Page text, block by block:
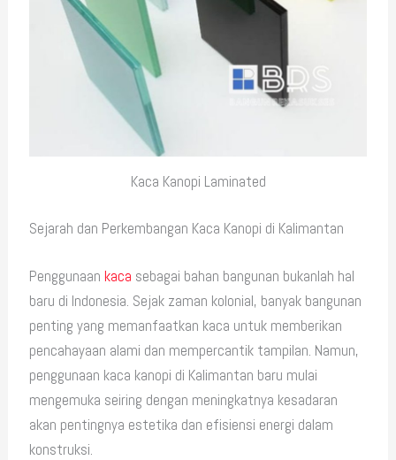
Kaca Kanopi Laminated
Sejarah dan Perkembangan Kaca Kanopi di Kalimantan
Penggunaankaca sebagai bahan bangunan bukanlah hal
baru di Indonesia. Sejak zaman kolonial, banyak bangunan
penting yang memanfaatkan kaca untuk memberikan
pencahayaan alami dan mempercantik tampilan. Namun,
penggunaan kaca kanopi di Kalimantan baru mulai
mengemuka seiring dengan meningkatnya kesadaran
akan pentingnya estetika dan efisiensi energi dalam
konstruksi.